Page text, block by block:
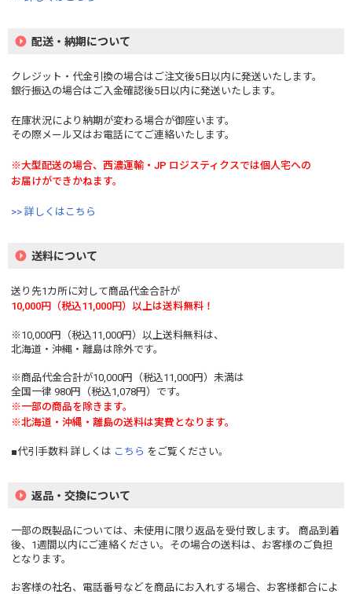
配送・納期について
クレジット・代金引換の場合はご注文後5日以内に発送いたします。
銀行振込の場合はご入金確認後5日以内に発送いたします。
在庫状況により納期が変わる場合が御座います。
その際メール又はお電話にてご連絡いたします。
※大型配送の場合、西濃運輸・JP ロジスティクスでは個人宅への
お届けができかねます。
>> 詳しくはこちら
送料について
送り先1カ所に対して商品代金合計が
10,000円（税込11,000円）以上は送料無料！
※10,000円（税込11,000円）以上送料無料は、
北海道・沖縄・離島は除外です。
※商品代金合計が10,000円（税込11,000円）未満は
全国一律 980円（税込1,078円）です。
※一部の商品を除きます。
※北海道・沖縄・離島の送料は実費となります。
■代引手数料 詳しくは こちら をご覧ください。
返品・交換について
一部の既製品については、未使用に限り返品を受付致します。 商品到着
後、1週間以内にご連絡ください。その場合の送料は、お客様のご負担
となります。
お客様の社名、電話番号などを商品にお入れする場合、お客様都合によ